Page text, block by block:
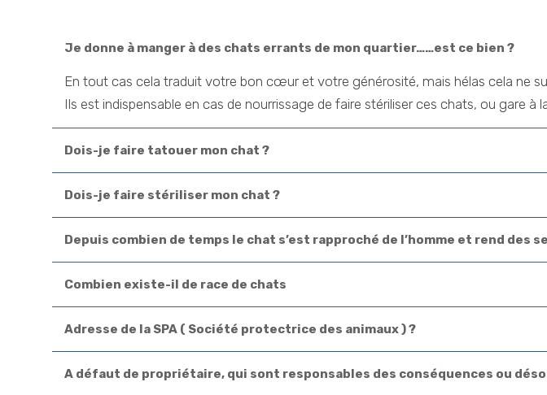
Je donne à manger à des chats errants de mon quartier……est ce bien ?
En tout cas cela traduit votre bon cœur et votre générosité, mais hélas cela ne
Ils est indispensable en cas de nourrissage de faire stériliser ces chats, ou gare à
Dois-je faire tatouer mon chat ?
Dois-je faire stériliser mon chat ?
Depuis combien de temps le chat s’est rapproché de l’homme et rend des
Combien existe-il de race de chats
Adresse de la SPA ( Société protectrice des animaux ) ?
A défaut de propriétaire, qui sont responsables des conséquences ou